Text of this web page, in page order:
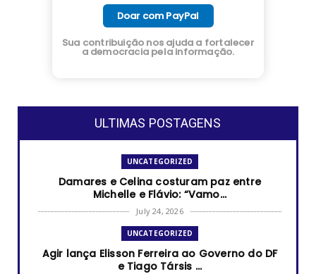
Doar com PayPal
Sua contribuição nos ajuda a fortalecer
a democracia pela informação.
ULTIMAS POSTAGENS
UNCATEGORIZED
Damares e Celina costuram paz entre
Michelle e Flávio: “Vamo...
July 24, 2026
UNCATEGORIZED
Agir lança Elisson Ferreira ao Governo do DF
e Tiago Társis ...